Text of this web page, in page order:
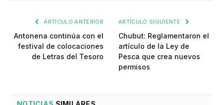
ARTÍCULO ANTERIOR
Antonena continúa con el
festival de colocaciones
de Letras del Tesoro
ARTÍCULO SIGUIENTE
Chubut: Reglamentaron el
artículo de la Ley de
Pesca que crea nuevos
permisos